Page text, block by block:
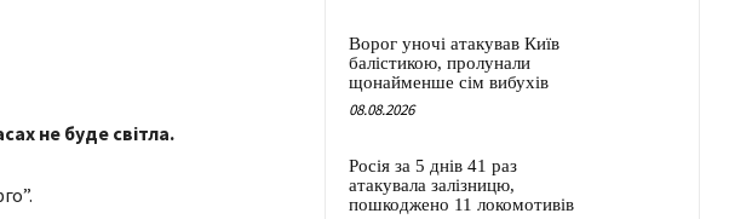
не буде світла.
Ворог уночі атакував Київ
балістикою, пролунали
щонайменше сім вибухів
08.08.2026
Росія за 5 днів 41 раз
атакувала залізницю,
пошкоджено 11 локомотивів